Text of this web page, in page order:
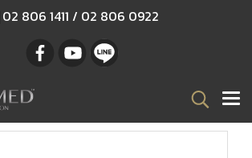
02 806 1411 / 02 806 0922